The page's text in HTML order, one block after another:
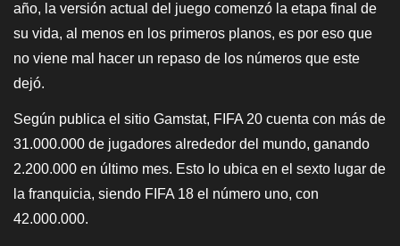
año, la versión actual del juego comenzó la etapa final de
su vida, al menos en los primeros planos, es por eso que
no viene mal hacer un repaso de los números que este
dejó.
Según publica el sitio Gamstat, FIFA 20 cuenta con más de
31.000.000 de jugadores alrededor del mundo, ganando
2.200.000 en último mes. Esto lo ubica en el sexto lugar de
la franquicia, siendo FIFA 18 el número uno, con
42.000.000.